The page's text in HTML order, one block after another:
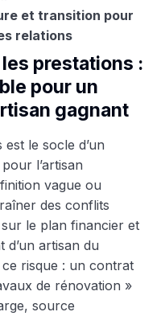
et transition pour
relations
prestations :
pour un
gagnant
le socle d’un
l’artisan
vague ou
des conflits
le plan financier et
artisan du
risque : un contrat
de rénovation »
source